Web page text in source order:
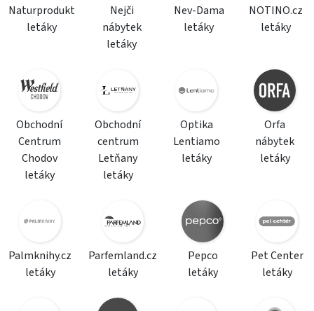
Naturprodukt
letáky
Nejči
nábytek
letáky
Nev-Dama
letáky
NOTINO.cz
letáky
Obchodní
Centrum
Chodov
letáky
Obchodní
centrum
Letňany
letáky
Optika
Lentiamo
letáky
Orfa
nábytek
letáky
Palmknihy.cz
letáky
Parfemland.cz
letáky
Pepco
letáky
Pet Center
letáky